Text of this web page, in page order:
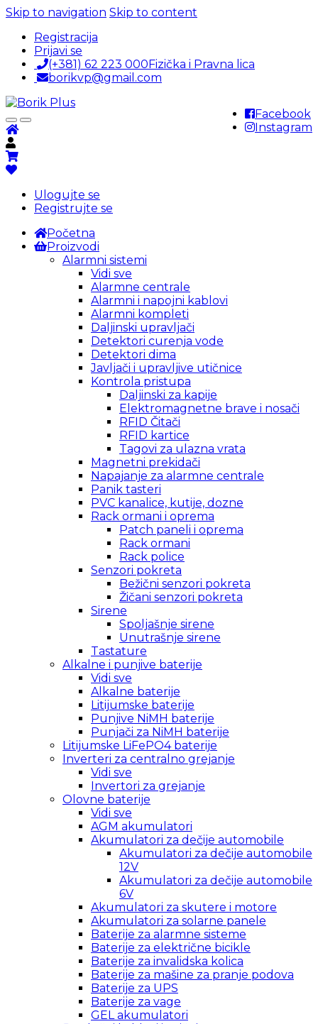
Skip to navigation Skip to content
Registracija
Prijavi se
(+381) 62 223 000Fizička i Pravna lica
borikvp@gmail.com
Facebook
Instagram
Ulogujte se
Registrujte se
Početna
Proizvodi
Alarmni sistemi
Vidi sve
Alarmne centrale
Alarmni i napojni kablovi
Alarmni kompleti
Daljinski upravljači
Detektori curenja vode
Detektori dima
Javljači i upravljive utičnice
Kontrola pristupa
Daljinski za kapije
Elektromagnetne brave i nosači
RFID Čitači
RFID kartice
Tagovi za ulazna vrata
Magnetni prekidači
Napajanje za alarmne centrale
Panik tasteri
PVC kanalice, kutije, dozne
Rack ormani i oprema
Patch paneli i oprema
Rack ormani
Rack police
Senzori pokreta
Bežični senzori pokreta
Žičani senzori pokreta
Sirene
Spoljašnje sirene
Unutrašnje sirene
Tastature
Alkalne i punjive baterije
Vidi sve
Alkalne baterije
Litijumske baterije
Punjive NiMH baterije
Punjači za NiMH baterije
Litijumske LiFePO4 baterije
Inverteri za centralno grejanje
Vidi sve
Invertori za grejanje
Olovne baterije
Vidi sve
AGM akumulatori
Akumulatori za dečije automobile
Akumulatori za dečije automobile
12V
Akumulatori za dečije automobile
6V
Akumulatori za skutere i motore
Akumulatori za solarne panele
Baterije za alarmne sisteme
Baterije za električne bicikle
Baterije za invalidska kolica
Baterije za mašine za pranje podova
Baterije za UPS
Baterije za vage
GEL akumulatori